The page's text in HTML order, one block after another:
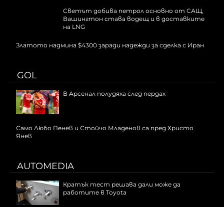
Светът добива петрол основно от САЩ,
Вашингтон става водещ и в доставките
на LNG
Златото надмина $4300 заради надежди за сделка с Иран
GOL
В Арсенал полудяха след пердах
Само Любо Пенев и Стойчо Младенов са пред Христо
Янев
AUTOMEDIA
Кратък тест решава дали може да
работите в Toyota